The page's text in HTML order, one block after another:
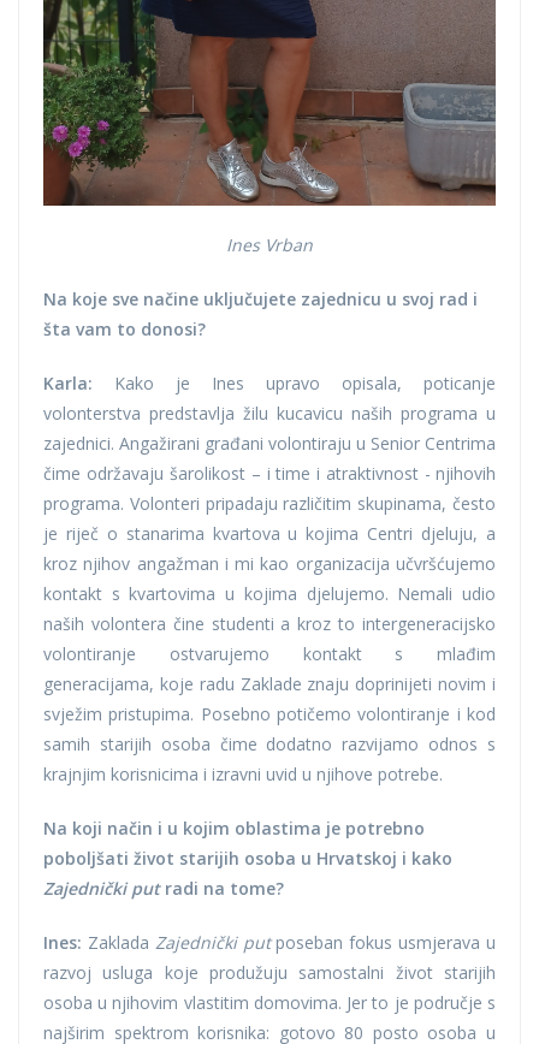
Ines Vrban
Na koje sve načine uključujete zajednicu u svoj rad i
šta vam to donosi?
Karla: Kako je Ines upravo opisala, poticanje
volonterstva predstavlja žilu kucavicu naših programa u
zajednici. Angažirani građani volontiraju u Senior Centrima
čime održavaju šarolikost – i time i atraktivnost - njihovih
programa. Volonteri pripadaju različitim skupinama, često
je riječ o stanarima kvartova u kojima Centri djeluju, a
kroz njihov angažman i mi kao organizacija učvršćujemo
kontakt s kvartovima u kojima djelujemo. Nemali udio
naših volontera čine studenti a kroz to intergeneracijsko
volontiranje ostvarujemo kontakt s mlađim
generacijama, koje radu Zaklade znaju doprinijeti novim i
svježim pristupima. Posebno potičemo volontiranje i kod
samih starijih osoba čime dodatno razvijamo odnos s
krajnjim korisnicima i izravni uvid u njihove potrebe.
Na koji način i u kojim oblastima je potrebno
poboljšati život starijih osoba u Hrvatskoj i kako
Zajednički putradi na tome?
Ines: Zaklada Zajednički putposeban fokus usmjerava u
razvoj usluga koje produžuju samostalni život starijih
osoba u njihovim vlastitim domovima. Jer to je područje s
najširim spektrom korisnika: gotovo 80 posto osoba u